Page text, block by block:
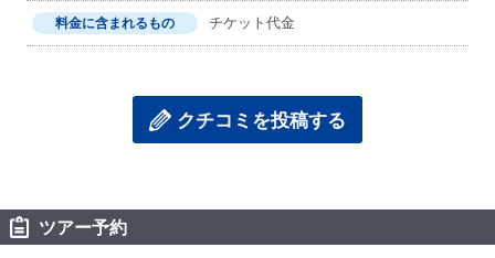
料金に含まれるもの チケット代金
クチコミを投稿する
ツアー予約